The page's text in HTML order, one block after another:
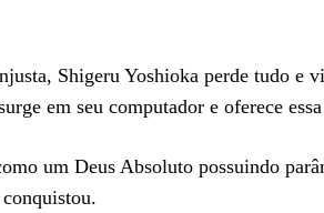
Shigeru Yoshioka perde tudo
em seu computador e oferece
um Deus Absoluto possuindo